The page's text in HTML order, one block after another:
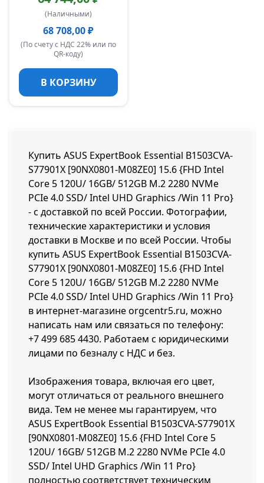
(Наличными)
68 708,00 ₽
(По счету с НДС 22% или по
QR-коду)
В КОРЗИНУ
Купить ASUS ExpertBook Essential B1503CVA-
S77901X [90NX0801-M08ZE0] 15.6 {FHD Intel
Core 5 120U/ 16GB/ 512GB M.2 2280 NVMe
PCIe 4.0 SSD/ Intel UHD Graphics /Win 11 Pro}
- с доставкой по всей России. Фотографии,
технические характеристики и условия
доставки в Москве и по всей России. Чтобы
купить ASUS ExpertBook Essential B1503CVA-
S77901X [90NX0801-M08ZE0] 15.6 {FHD Intel
Core 5 120U/ 16GB/ 512GB M.2 2280 NVMe
PCIe 4.0 SSD/ Intel UHD Graphics /Win 11 Pro}
в интернет-магазине orgcentr5.ru, можно
написать нам или связаться по телефону:
+7 499 685 4430. Работаем с юридическими
лицами по безналу с НДС и без.
Изображения товара, включая его цвет,
могут отличаться от реального внешнего
вида. Тем не менее мы гарантируем, что
ASUS ExpertBook Essential B1503CVA-S77901X
[90NX0801-M08ZE0] 15.6 {FHD Intel Core 5
120U/ 16GB/ 512GB M.2 2280 NVMe PCIe 4.0
SSD/ Intel UHD Graphics /Win 11 Pro}
полностью соответствует техническим